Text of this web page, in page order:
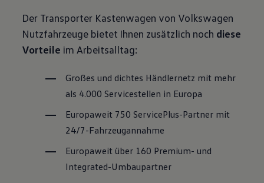
Der TransporterKastenwagen von Volkswagen
Nutzfahrzeugebietet Ihnen zusätzlich noch diese
Vorteile im Arbeitsalltag:
Großes und dichtes Händlernetz mit mehr
als 4.000 Servicestellen in Europa
Europaweit 750 ServicePlus-Partner mit
24/7-Fahrzeugannahme
Europaweit über 160 Premium- und
Integrated-Umbaupartner